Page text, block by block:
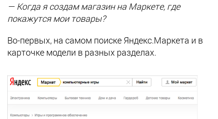
— Когда я создам магазин на Маркете, где
покажутся мои товары?
Во-первых, на самом поиске Яндекс.Маркета и в
карточке модели в разных разделах.